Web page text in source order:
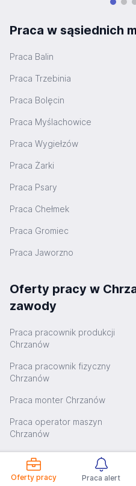
Oferty pracy Praca alert
Praca w sąsiednich
Praca Balin
Praca Trzebinia
Praca Bolęcin
Praca Myślachowice
Praca Wygiełzów
Praca Żarki
Praca Psary
Praca Chełmek
Praca Gromiec
Praca Jaworzno
Oferty pracy w
zawody
Praca pracownik produkcji
Chrzanów
Praca pracownik fizyczny
Chrzanów
Praca monter Chrzanów
Praca operator maszyn
Chrzanów
Praca pracownik biurowy
Chrzanów